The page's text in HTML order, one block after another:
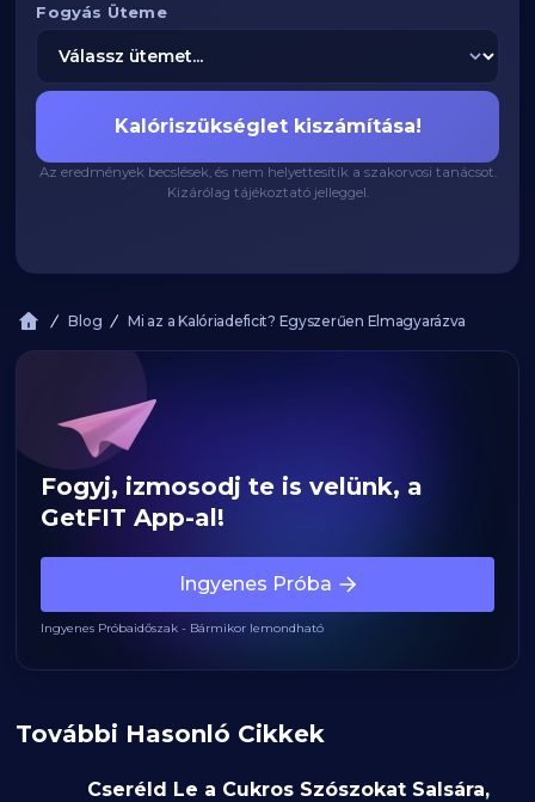
Fogyás Üteme
Kalóriszükséglet kiszámítása!
Az eredmények becslések, és nem helyettesítik a szakorvosi tanácsot.
Kizárólag tájékoztató jelleggel.
Blog Mi az a Kalóriadeficit? Egyszerűen Elmagyarázva
Fogyj, izmosodj te is velünk, a
GetFIT App-al!
Ingyenes Próba
Ingyenes Próbaidőszak - Bármikor lemondható
További Hasonló Cikkek
Cseréld Le a Cukros Szószokat Salsára,